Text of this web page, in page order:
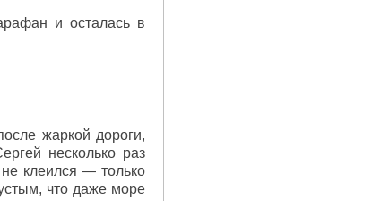
и осталась в
жаркой дороги,
несколько раз
не клеился — только
что даже море